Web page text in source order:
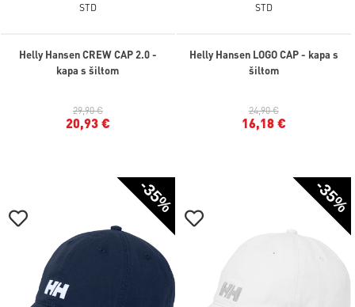
STD
Helly Hansen CREW CAP 2.0 -
kapa s šiltom
29,90 €
20,93 €
STD
Helly Hansen LOGO CAP - kapa s
šiltom
24,90 €
16,18 €
-35% -35%